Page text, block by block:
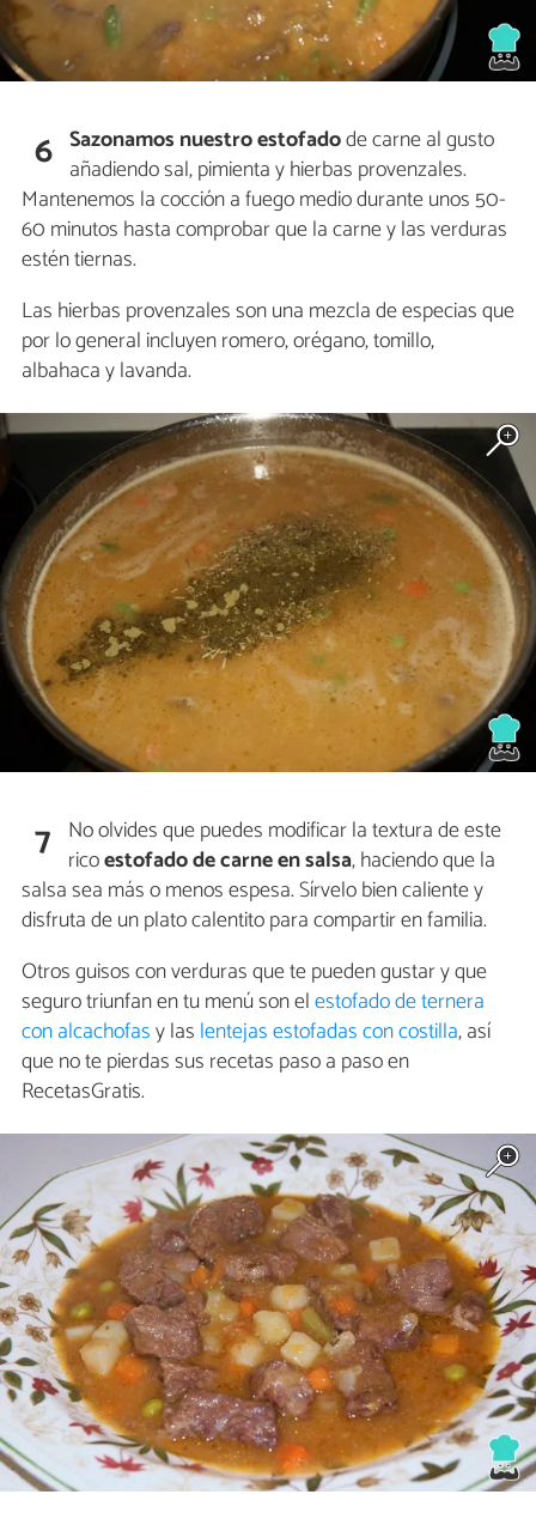
6 Sazonamos nuestro estofadode carne al gusto
añadiendo sal, pimienta y hierbas provenzales.
Mantenemos la cocción a fuego medio durante unos 50-
60 minutos hasta comprobar que la carne y las verduras
estén tiernas.
Las hierbas provenzales son una mezcla de especias que
por lo general incluyen romero, orégano, tomillo,
albahaca y lavanda.
7 No olvides que puedes modificar la textura de este
ricoestofado de carne en salsa, haciendo que la
salsa sea más o menos espesa. Sírvelo bien caliente y
disfruta de un plato calentito para compartir en familia.
Otros guisos con verduras que te pueden gustar y que
seguro triunfan en tu menú son elestofado de ternera
con alcachofasy las lentejas estofadas con costilla, así
que no te pierdas sus recetas paso a paso en
RecetasGratis.